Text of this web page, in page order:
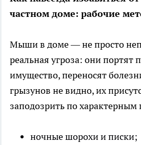
частном доме: рабочие
Мыши в доме — не просто
реальная угроза: они портят
имущество, переносят
грызунов не видно, их
заподозрить по
ночные шорохи и писки;